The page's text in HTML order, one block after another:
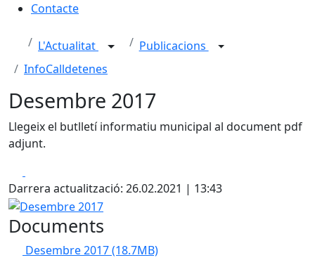
Contacte
L'Actualitat
Publicacions
InfoCalldetenes
Desembre 2017
Llegeix el butlletí informatiu municipal al document pdf
adjunt.
Darrera actualització: 26.02.2021 | 13:43
Desembre 2017
Documents
Desembre 2017(18.7MB)